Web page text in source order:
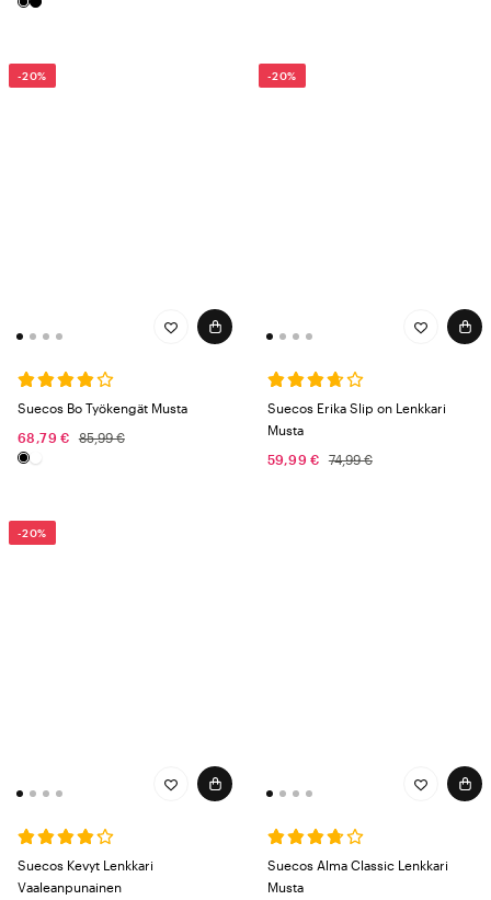
-20%
Suecos Bo Työkengät Musta
68,79 €
85,99 €
-20%
Suecos Erika Slip on Lenkkari
Musta
59,99 €
74,99 €
-20%
Suecos Kevyt Lenkkari
Vaaleanpunainen
Suecos Alma Classic Lenkkari
Musta